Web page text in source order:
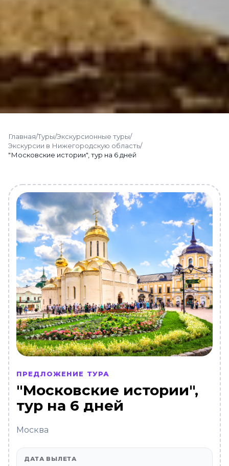
Главная/Туры/Экскурсионные туры/
Экскурсии в Нижегородскую область/
"Московские истории", тур на 6 дней
ПРЕДЛОЖЕНИЕ ТУРА
"Московские истории",
тур на 6 дней
Москва
ДАТА ВЫЛЕТА